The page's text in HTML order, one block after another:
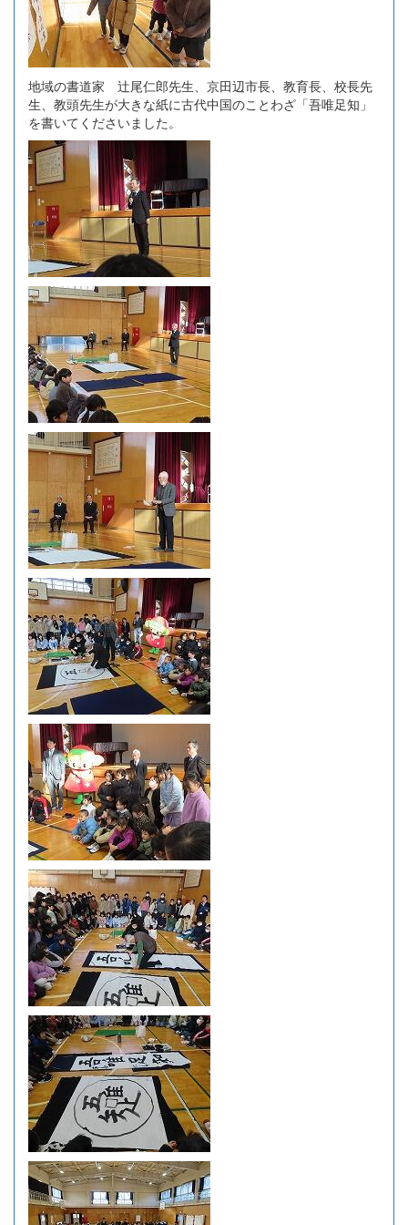
地域の書道家 辻尾仁郎先生、京田辺市長、教育長、校長先
生、教頭先生が大きな紙に古代中国のことわざ「吾唯足知」
を書いてくださいました。